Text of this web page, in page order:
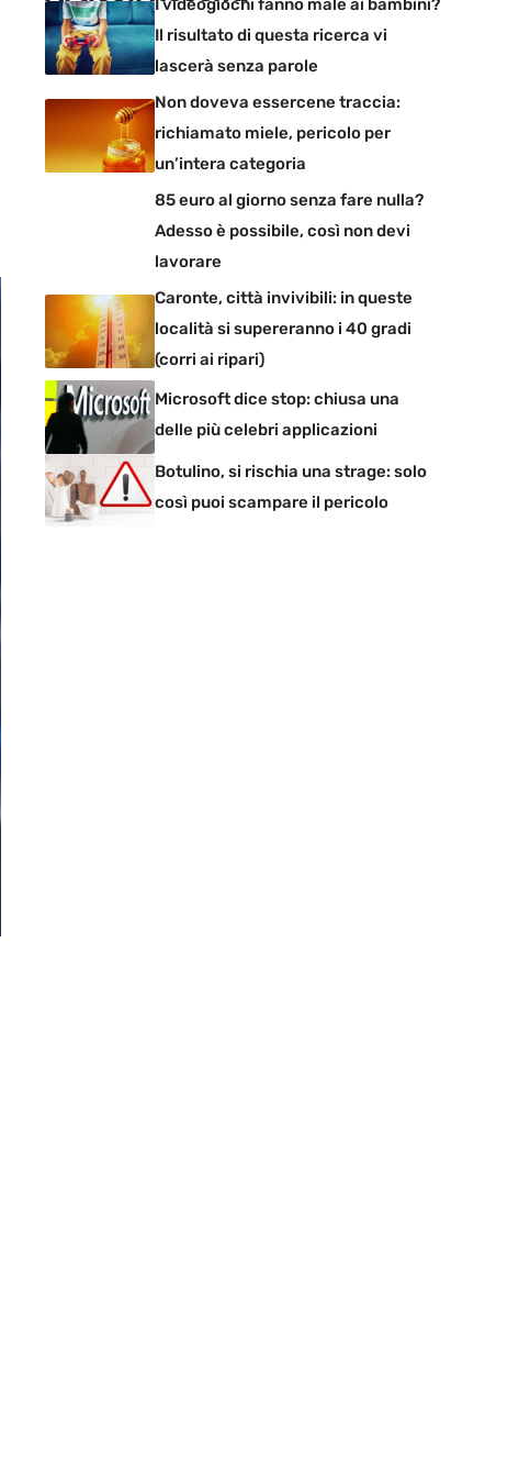
I videogiochi fanno male ai bambini?
Il risultato di questa ricerca vi
lascerà senza parole
Non doveva essercene traccia:
richiamato miele, pericolo per
un’intera categoria
85 euro al giorno senza fare nulla?
Adesso è possibile, così non devi
lavorare
Caronte, città invivibili: in queste
località si supereranno i 40 gradi
(corri ai ripari)
Microsoft dice stop: chiusa una
delle più celebri applicazioni
Botulino, si rischia una strage: solo
così puoi scampare il pericolo